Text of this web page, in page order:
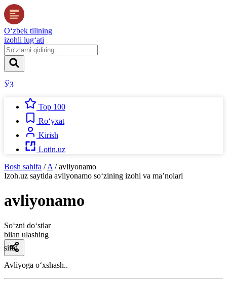
O‘zbek tilining
izohli lug‘ati
ЎЗ
Top 100
Ro‘yxat
Kirish
Lotin.uz
Bosh sahifa / A / avliyonamo
Izoh.uz saytida avliyonamo so‘zining izohi va ma’nolari
avliyonamo
So‘zni do‘stlar
bilan ulashing
sifat
Avliyoga oʻxshash..